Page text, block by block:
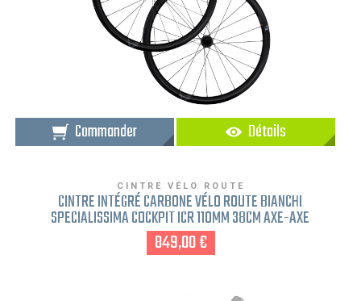
Commander Détails
CINTRE VÉLO ROUTE
CINTRE INTÉGRÉ CARBONE VÉLO ROUTE BIANCHI
SPECIALISSIMA COCKPIT ICR 110MM 38CM AXE-AXE
849,00 €